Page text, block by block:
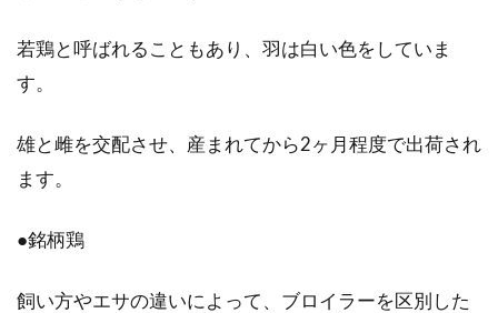
く方は、沢山いらっしゃいますよね。材料を入
若鶏と呼ばれることもあり、羽は白い色をしていま
す。
雄と雌を交配させ、産まれてから2ヶ月程度で出荷され
ます。
●銘柄鶏
飼い方やエサの違いによって、ブロイラーを区別した